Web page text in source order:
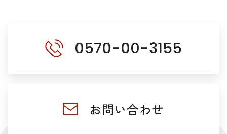
0570-00-3155
お問い合わせ